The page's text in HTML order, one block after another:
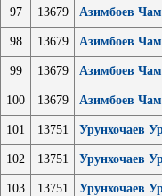
97 13679 Азимбоев
98 13679 Азимбоев
99 13679 Азимбоев
100 13679 Азимбоев
101 13751 Урунхочаев
102 13751 Урунхочаев
103 13751 Урунхочаев